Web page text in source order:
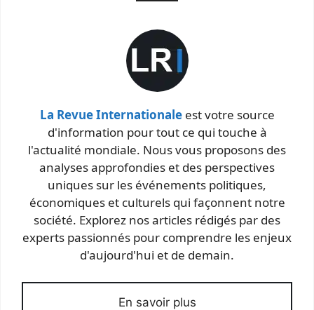
La Revue Internationaleest votre source
d'information pour tout ce qui touche à
l'actualité mondiale. Nous vous proposons des
analyses approfondies et des perspectives
uniques sur les événements politiques,
économiques et culturels qui façonnent notre
société. Explorez nos articles rédigés par des
experts passionnés pour comprendre les enjeux
d'aujourd'hui et de demain.
En savoir plus